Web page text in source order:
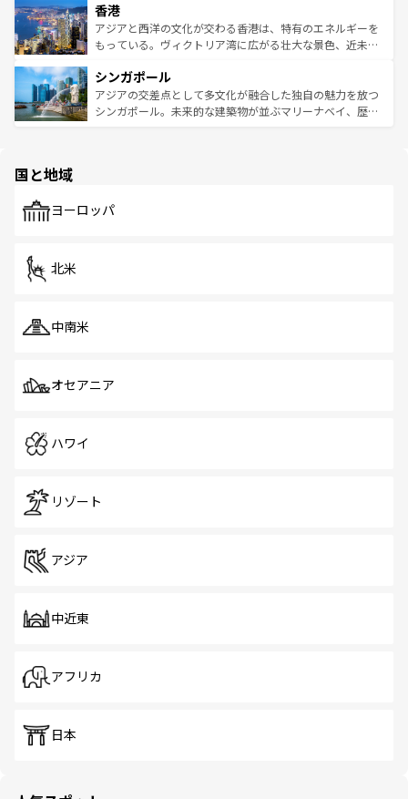
とつ。フォーやバインミー、ベトナムコーヒーなどは、ぜ
ひ現地で味わいたい。どの地域を訪れてもあたたかい人々
が旅行者を迎えてくれるので、きっと忘れられない旅にな
参照してほしい。
の活気が交差している。北部ではチェンマイなどの山岳地
帯で自然と触れ合い、南部ではプーケットやクラビの美し
いビーチでリゾート気分を楽しむことができる。タイ料理
激する。気候は一年中温暖で、どの季節にも異なる楽しみ
が待っている。親しみやすいタイの人々、仏教を中心とし
た文化、そして多様な観光資源が、訪れる旅人を魅了し続
香港
アジアと西洋の文化が交わる香港は、特有のエネルギーを
もっている。ヴィクトリア湾に広がる壮大な景色、近未来
み、どこを訪れても感動するはず。観光スポットが密集し
ており、効率よく見どころを回れるのも魅力。息をのむよ
うな絶景から文化的な体験まで、香港を存分に楽しみ尽く
シンガポール
アジアの交差点として多文化が融合した独自の魅力を放つ
シンガポール。未来的な建築物が並ぶマリーナベイ、歴史
で、ホーカーズは地元の風情を楽しめる外せないスポット
国と地域
ヨーロッパ
北米
中南米
オセアニア
ハワイ
リゾート
アジア
中近東
アフリカ
日本